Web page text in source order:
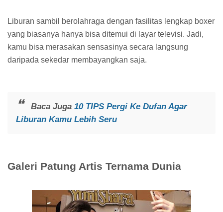
Liburan sambil berolahraga dengan fasilitas lengkap boxer
yang biasanya hanya bisa ditemui di layar televisi. Jadi,
kamu bisa merasakan sensasinya secara langsung
daripada sekedar membayangkan saja.
Baca Juga 10 TIPS Pergi Ke Dufan Agar
Liburan Kamu Lebih Seru
Galeri Patung Artis Ternama Dunia